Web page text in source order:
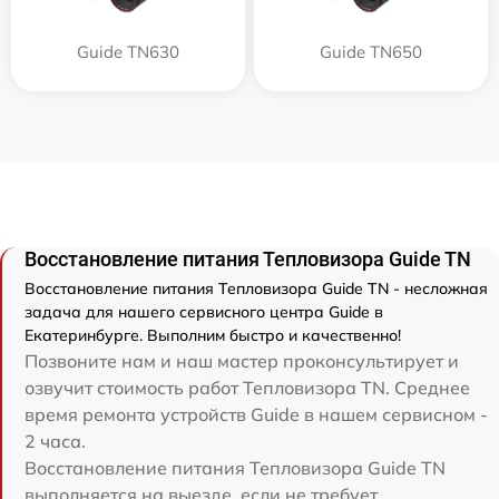
Guide TN630 Guide TN650
Восстановление питания Тепловизора Guide TN
Восстановление питания Тепловизора Guide TN - несложная
задача для нашего сервисного центра Guide в
Екатеринбурге. Выполним быстро и качественно!
Позвоните нам и наш мастер проконсультирует и
озвучит стоимость работ Тепловизора TN. Среднее
время ремонта устройств Guide в нашем сервисном -
2 часа.
Восстановление питания Тепловизора Guide TN
выполняется на выезде, если не требует